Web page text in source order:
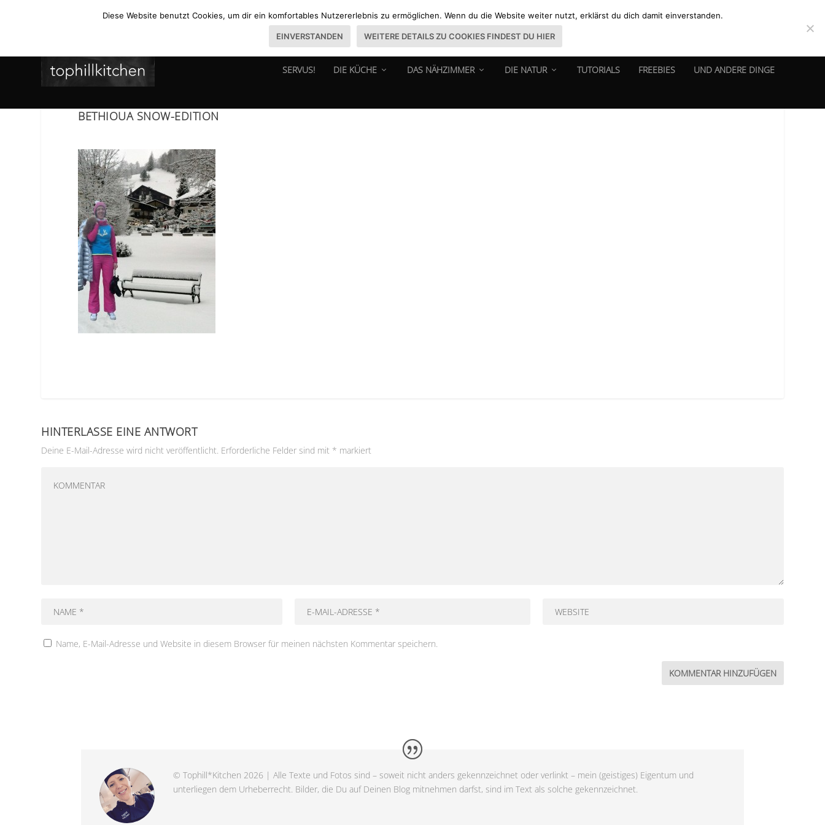
SERVUS! DIE KÜCHE DAS NÄHZIMMER DIE NATUR TUTORIALS FREEBIES UND ANDERE DINGE
BETHIOUA SNOW-EDITION
HINTERLASSE EINE ANTWORT
Deine E-Mail-Adresse wird nicht veröffentlicht. Erforderliche Felder sind mit * markiert
Name, E-Mail-Adresse und Website in diesem Browser für meinen nächsten Kommentar speichern.
© Tophill*Kitchen 2026 | Alle Texte und Fotos sind – soweit nicht anders gekennzeichnet oder verlinkt – mein (geistiges) Eigentum und
unterliegen dem Urheberrecht. Bilder, die Du auf Deinen Blog mitnehmen darfst, sind im Text als solche gekennzeichnet.
Diese Website benutzt Cookies, um dir ein komfortables Nutzererlebnis zu ermöglichen. Wenn du die Website weiter nutzt, erklärst du dich damit einverstanden.
EINVERSTANDEN WEITERE DETAILS ZU COOKIES FINDEST DU HIER